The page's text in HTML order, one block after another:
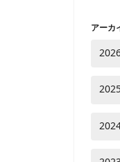
アーカ